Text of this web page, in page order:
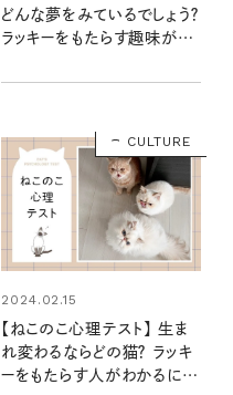
どんな夢をみているでしょう？
ラッキーをもたらす趣味がわ
CULTURE
2024.02.15
【ねこのこ心理テスト】 生ま
れ変わるならどの猫？ ラッキ
ーをもたらす人がわかるにゃ